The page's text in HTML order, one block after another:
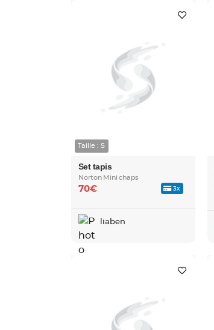
Taille : S
Set tapis
Norton Mini chaps
3x
70€
liaben